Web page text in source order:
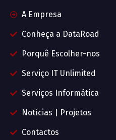
A Empresa
Conheça a DataRoad
Porquê Escolher-nos
Serviço IT Unlimited
Serviços Informática
Notícias | Projetos
Contactos